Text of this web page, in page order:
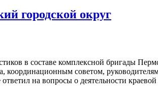
городской округ
в составе комплексной бригады
координационным советом,
на вопросы о деятельности